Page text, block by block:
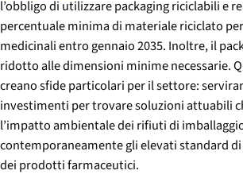
l’obbligo di utilizzare packaging riciclabili e
percentuale minima di materiale riciclato
medicinali entro gennaio 2035. Inoltre, il
ridotto alle dimensioni minime necessarie.
creano sfide particolari per il settore:
investimenti per trovare soluzioni attuabili
l’impatto ambientale dei rifiuti di
contemporaneamente gli elevati standard
dei prodotti farmaceutici.